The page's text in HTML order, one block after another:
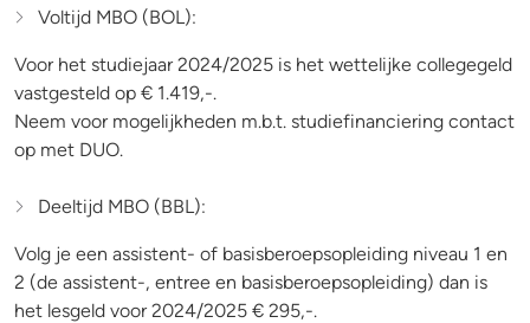
Voltijd MBO (BOL):
Voor het studiejaar 2024/2025 is het wettelijke collegegeld
vastgesteld op € 1.419,-.
Neem voor mogelijkheden m.b.t. studiefinanciering contact
op met DUO.
Deeltijd MBO (BBL):
Volg je een assistent- of basisberoepsopleiding niveau 1 en
2 (de assistent-, entree en basisberoepsopleiding) dan is
het lesgeld voor 2024/2025 € 295,-.